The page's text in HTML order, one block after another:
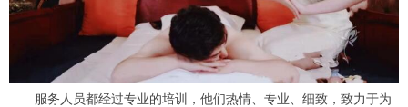
服务人员都经过专业的培训，他们热情、专业、细致，致力于为